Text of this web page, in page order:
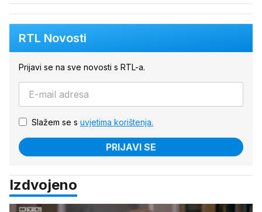
RTL Novosti
Prijavi se na sve novosti s RTL-a.
Slažem se s uvjetima korištenja.
PRIJAVI SE
Izdvojeno